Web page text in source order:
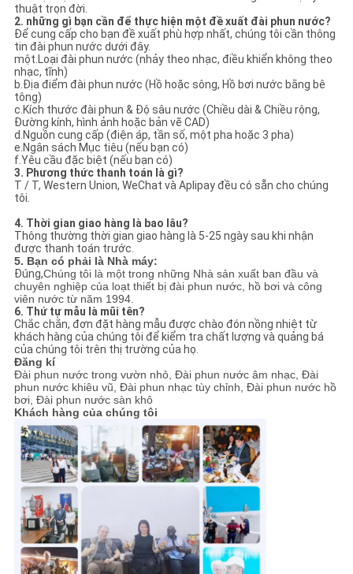
thuật trọn đời.
2. những gì bạn cần để thực hiện một đề xuất đài phun nước?
Để cung cấp cho bạn đề xuất phù hợp nhất, chúng tôi cần thông
tin đài phun nước dưới đây.
một.Loại đài phun nước (nhảy theo nhạc, điều khiển không theo
nhạc, tĩnh)
b.Địa điểm đài phun nước (Hồ hoặc sông, Hồ bơi nước bằng bê
tông)
c.Kích thước đài phun & Độ sâu nước (Chiều dài & Chiều rộng,
Đường kính, hình ảnh hoặc bản vẽ CAD)
d.Nguồn cung cấp (điện áp, tần số, một pha hoặc 3 pha)
e.Ngân sách Mục tiêu (nếu bạn có)
f.Yêu cầu đặc biệt (nếu bạn có)
3. Phương thức thanh toán là gì?
T / T, Western Union, WeChat và Aplipay đều có sẵn cho chúng
tôi.
4. Thời gian giao hàng là bao lâu?
Thông thường thời gian giao hàng là 5-25 ngày sau khi nhận
được thanh toán trước.
5. Bạn có phải là Nhà máy:
Đúng,Chúng tôi là một trong những Nhà sản xuất ban đầu và
chuyên nghiệp của loạt thiết bị đài phun nước, hồ bơi và công
viên nước từ năm 1994.
6. Thứ tự mẫu là mũi tên?
Chắc chắn, đơn đặt hàng mẫu được chào đón nồng nhiệt từ
khách hàng của chúng tôi để kiểm tra chất lượng và quảng bá
của chúng tôi trên thị trường của họ.
Đăng kí
Đài phun nước trong vườn nhỏ, Đài phun nước âm nhạc, Đài
phun nước khiêu vũ, Đài phun nhạc tùy chỉnh, Đài phun nước hồ
bơi, Đài phun nước sàn khô
Khách hàng của chúng tôi